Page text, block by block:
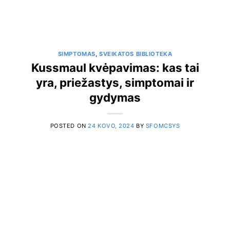
SIMPTOMAS, SVEIKATOS BIBLIOTEKA
Kussmaul kvėpavimas: kas tai
yra, priežastys, simptomai ir
gydymas
POSTED ON 24 KOVO, 2024 BY SFOMCSYS